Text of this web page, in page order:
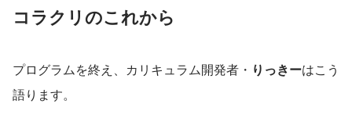
コラクリのこれから
プログラムを終え、カリキュラム開発者・ りっきーはこう
語ります。